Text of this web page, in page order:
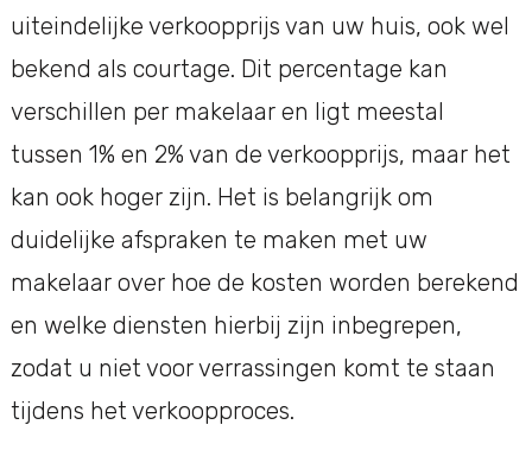
uiteindelijke verkoopprijs van uw huis, ook wel
bekend als courtage. Dit percentage kan
verschillen per makelaar en ligt meestal
tussen 1% en 2% van de verkoopprijs, maar het
kan ook hoger zijn. Het is belangrijk om
duidelijke afspraken te maken met uw
makelaar over hoe de kosten worden berekend
en welke diensten hierbij zijn inbegrepen,
zodat u niet voor verrassingen komt te staan
tijdens het verkoopproces.